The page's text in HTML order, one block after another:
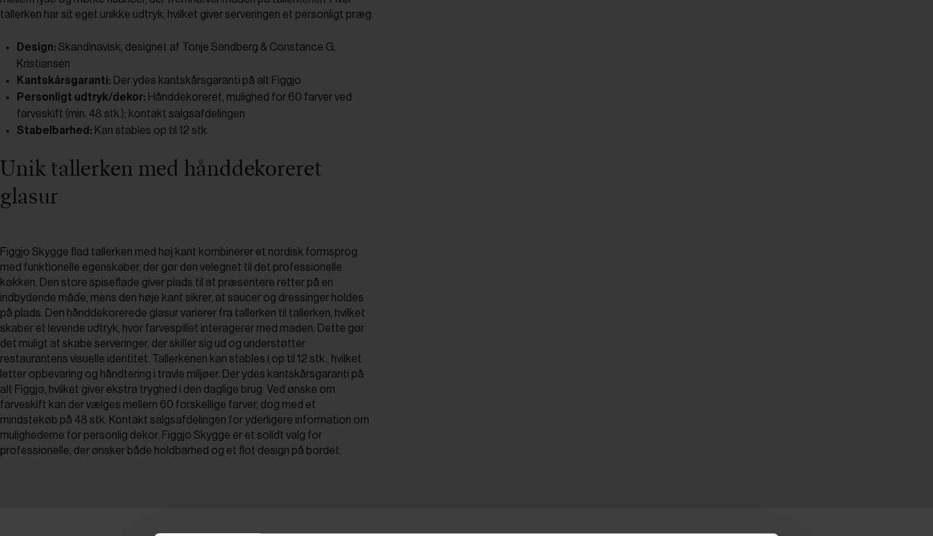
tallerken har sit eget unikke udtryk, hvilket giver serveringen et personligt præg.
Design: Skandinavisk, designet af Tonje Sandberg & Constance G.
Kristiansen
Kantskårsgaranti: Der ydes kantskårsgaranti på alt Figgjo
Personligt udtryk/dekor: Hånddekoreret, mulighed for 60 farver ved
farveskift (min. 48 stk.); kontakt salgsafdelingen
Stabelbarhed: Kan stables op til 12 stk.
Unik tallerken med hånddekoreret
glasur
Figgjo Skygge flad tallerken med høj kant kombinerer et nordisk formsprog
med funktionelle egenskaber, der gør den velegnet til det professionelle
køkken. Den store spiseflade giver plads til at præsentere retter på en
indbydende måde, mens den høje kant sikrer, at saucer og dressinger holdes
på plads. Den hånddekorerede glasur varierer fra tallerken til tallerken, hvilket
skaber et levende udtryk, hvor farvespillet interagerer med maden. Dette gør
det muligt at skabe serveringer, der skiller sig ud og understøtter
restaurantens visuelle identitet. Tallerkenen kan stables i op til 12 stk., hvilket
letter opbevaring og håndtering i travle miljøer. Der ydes kantskårsgaranti på
alt Figgjo, hvilket giver ekstra tryghed i den daglige brug. Ved ønske om
farveskift kan der vælges mellem 60 forskellige farver, dog med et
mindstekøb på 48 stk. Kontakt salgsafdelingen for yderligere information om
mulighederne for personlig dekor. Figgjo Skygge er et solidt valg for
professionelle, der ønsker både holdbarhed og et flot design på bordet.